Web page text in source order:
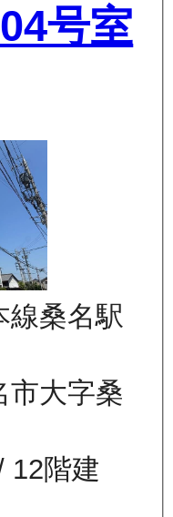
号室
線桑名駅
市大字桑
12階建